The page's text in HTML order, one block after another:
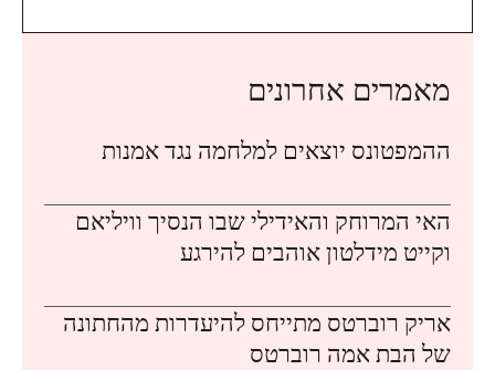
מאמרים אחרונים
ההמפטונס יוצאים למלחמה נגד אמנות
האי המרוחק והאידילי שבו הנסיך וויליאם
וקייט מידלטון אוהבים להירגע
אריק רוברטס מתייחס להיעדרות מהחתונה
של הבת אמה רוברטס